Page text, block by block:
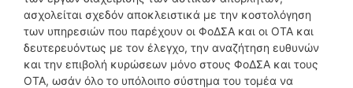
ασχολείται σχεδόν αποκλειστικά με την κοστολόγηση
των υπηρεσιών που παρέχουν οι ΦοΔΣΑ και οι ΟΤΑ και
δευτερευόντως με τον έλεγχο, την αναζήτηση ευθυνών
και την επιβολή κυρώσεων μόνο στους ΦοΔΣΑ και τους
ΟΤΑ, ωσάν όλο το υπόλοιπο σύστημα του τομέα να